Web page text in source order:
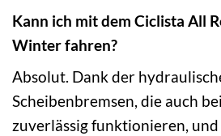
Kann ich mit dem Ciclista All
Winter fahren?
Absolut. Dank der
Scheibenbremsen, die auch
zuverlässig funktionieren,